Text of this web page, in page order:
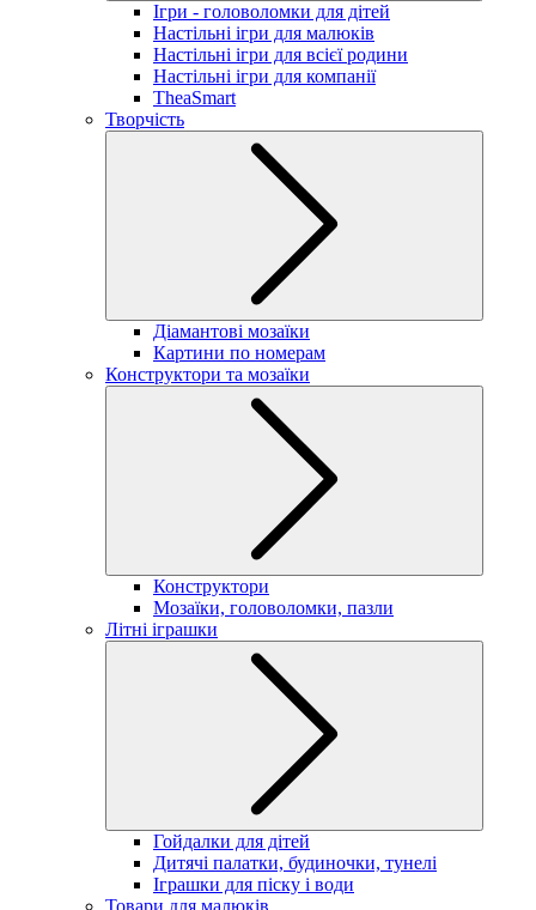
Ігри - головоломки для дітей
Настільні ігри для малюків
Настільні ігри для всієї родини
Настільні ігри для компанії
TheaSmart
Творчість
Діамантові мозаїки
Картини по номерам
Конструктори та мозаїки
Конструктори
Мозаїки, головоломки, пазли
Літні іграшки
Гойдалки для дітей
Дитячі палатки, будиночки, тунелі
Іграшки для піску і води
Товари для малюків